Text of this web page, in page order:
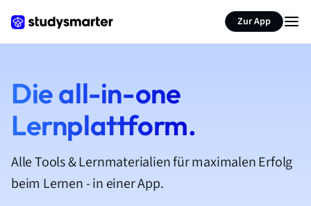
Zur App
Die all-in-one
Lernplattform.
Alle Tools & Lernmaterialien für maximalen Erfolg
beim Lernen - in einer App.